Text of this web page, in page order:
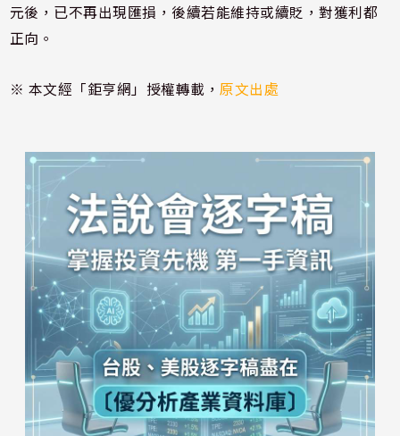
元後，已不再出現匯損，後續若能維持或續貶，對獲利都
正向。
※ 本文經「鉅亨網」授權轉載，原文出處